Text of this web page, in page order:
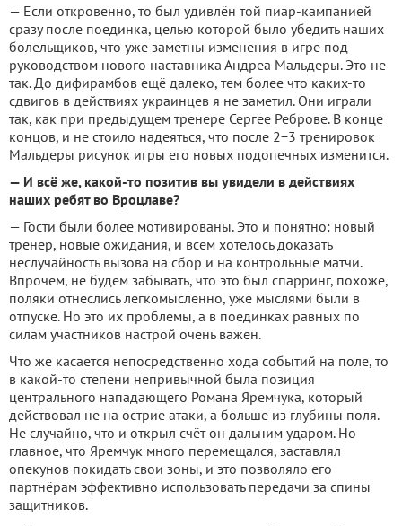
— Если откровенно, то был удивлён той пиар-кампанией
сразу после поединка, целью которой было убедить наших
болельщиков, что уже заметны изменения в игре под
руководством нового наставника Андреа Мальдеры. Это не
так. До дифирамбов ещё далеко, тем более что каких-то
сдвигов в действиях украинцев я не заметил. Они играли
так, как при предыдущем тренере Сергее Реброве. В конце
концов, и не стоило надеяться, что после 2−3 тренировок
Мальдеры рисунок игры его новых подопечных изменится.
— И всё же, какой-то позитив вы увидели в действиях
наших ребят во Вроцлаве?
— Гости были более мотивированы. Это и понятно: новый
тренер, новые ожидания, и всем хотелось доказать
неслучайность вызова на сбор и на контрольные матчи.
Впрочем, не будем забывать, что это был спарринг, похоже,
поляки отнеслись легкомысленно, уже мыслями были в
отпуске. Но это их проблемы, а в поединках равных по
силам участников настрой очень важен.
Что же касается непосредственно хода событий на поле, то
в какой-то степени непривычной была позиция
центрального нападающего Романа Яремчука, который
действовал не на острие атаки, а больше из глубины поля.
Не случайно, что и открыл счёт он дальним ударом. Но
главное, что Яремчук много перемещался, заставлял
опекунов покидать свои зоны, и это позволяло его
партнёрам эффективно использовать передачи за спины
защитников.